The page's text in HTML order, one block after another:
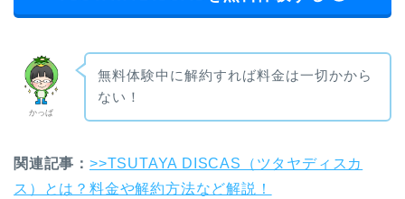
かっぱ
無料体験中に解約すれば料金は一切かから
ない！
関連記事： >>TSUTAYA DISCAS（ツタヤディスカ
ス）とは？料金や解約方法など解説！